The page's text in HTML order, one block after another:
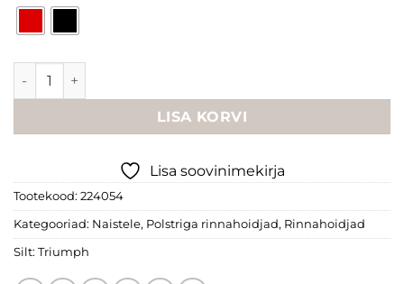
Triumph "Palm Spotlight WP" rinnahoidja kogus
LISA KORVI
Lisa soovinimekirja
Tootekood: 224054
Kategooriad: Naistele, Polstriga rinnahoidjad, Rinnahoidjad
Silt: Triumph